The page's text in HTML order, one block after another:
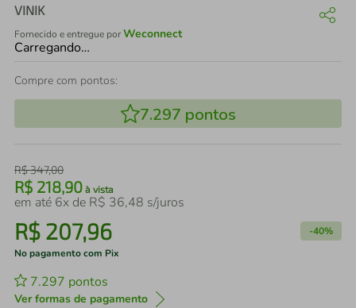
VINIK
Fornecido e entregue porWeconnect
Carregando…
Compre com pontos:
7.297 pontos
R$347,00
R$ 218,90 à vista
em até 6x de R$ 36,48 s/juros
R$ 207,96 -40%
No pagamento com Pix
7.297 pontos
Ver formas de pagamento